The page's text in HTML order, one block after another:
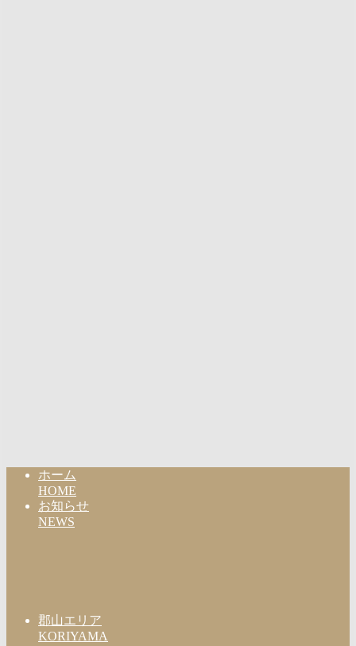
ホーム
HOME
お知らせ
NEWS
郡山エリア
KORIYAMA